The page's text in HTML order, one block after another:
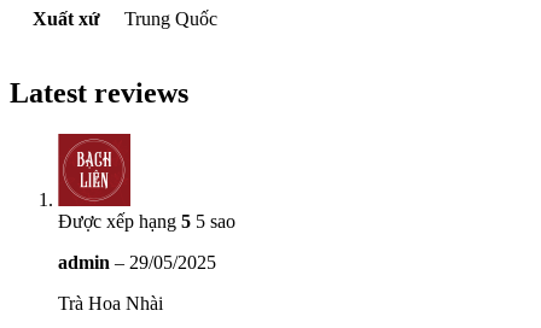
Xuất xứ Trung Quốc
Latest reviews
Được xếp hạng 5 5 sao
admin – 29/05/2025
Trà Hoa Nhài